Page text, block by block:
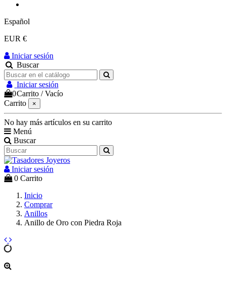
Español
EUR €
Iniciar sesión
Buscar
Iniciar sesión
0Carrito /Vacío
Carrito
×
No hay más artículos en su carrito
Menú
Buscar
Iniciar sesión
0 Carrito
Inicio
Comprar
Anillos
Anillo de Oro con Piedra Roja